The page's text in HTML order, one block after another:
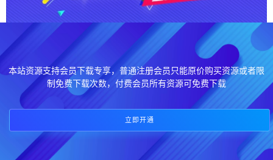
本站资源支持会员下载专享，普通注册会员只能原价购买资源或者限
制免费下载次数，付费会员所有资源可免费下载
立即开通